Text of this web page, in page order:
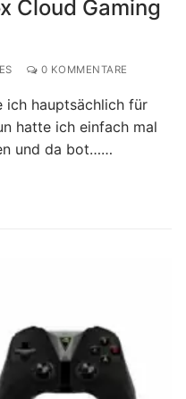
Cloud Gaming
0 KOMMENTARE
ich hauptsächlich für
hatte ich einfach mal
und da bot……